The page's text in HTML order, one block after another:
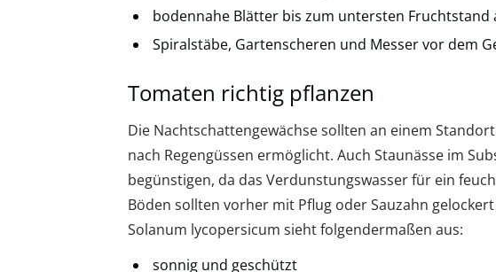
bodennahe Blätter bis zum untersten Fruchtstand
Spiralstäbe, Gartenscheren und Messer vor dem
Tomaten richtig pflanzen
Die Nachtschattengewächse sollten an einem
nach Regengüssen ermöglicht. Auch Staunässe im
begünstigen, da das Verdunstungswasser für ein
Böden sollten vorher mit Pflug oder Sauzahn
Solanum lycopersicum sieht folgendermaßen aus:
sonnig und geschützt